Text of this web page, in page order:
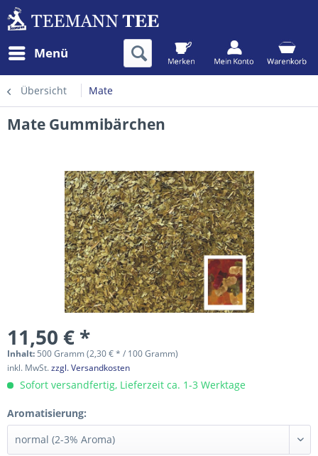
Menü
Übersicht Mate
Mate Gummibärchen
11,50 € *
Inhalt: 500 Gramm (2,30 € * / 100 Gramm)
inkl. MwSt.zzgl. Versandkosten
Sofort versandfertig, Lieferzeit ca. 1-3 Werktage
Aromatisierung: